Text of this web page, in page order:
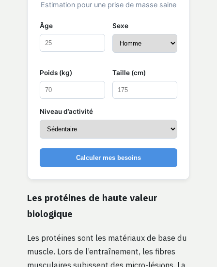
Estimation pour une prise de masse saine
Âge Sexe
Poids (kg) Taille (cm)
Niveau d’activité
Calculer mes besoins
Les protéines de haute valeur
biologique
Les protéines sont les matériaux de base du
muscle. Lors de l’entraînement, les fibres